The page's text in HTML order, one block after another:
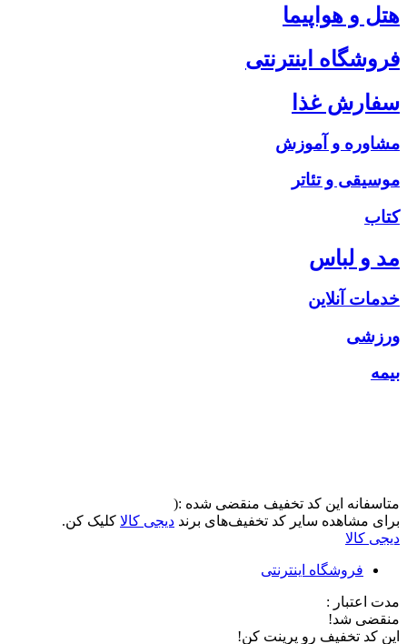
هتل و هواپیما
فروشگاه اینترنتی
سفارش غذا
مشاوره و آموزش
موسیقی و تئاتر
کتاب
مد و لباس
خدمات آنلاین
ورزشی
بیمه
متاسفانه این کد تخفیف منقضی شده :(
برای مشاهده سایر کد تخفیف‌های برند دیجی کالا کلیک کن.
دیجی کالا
فروشگاه اینترنتی
مدت اعتبار :
منقضی شد!
این کد تخفیف رو پرینت کن!